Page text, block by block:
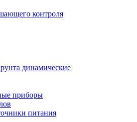
контроля
динамические
приборы
питания